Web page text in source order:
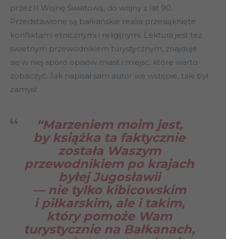
przez II Wojnę Światową, do wojny z lat 90.
Przedstawione są bałkańskie realia przesiąknięte
konfliktami etnicznymi i religijnymi. Lektura jest też
świetnym przewodnikiem turystycznym, znajduje
się w niej sporo opisów miast i miejsc, które warto
zobaczyć. Jak napisał sam autor we wstępie, taki był
zamysł:
“Marzeniem moim jest,
by książka ta faktycznie
została Waszym
przewodnikiem po krajach
byłej Jugosławii
— nie tylko kibicowskim
i piłkarskim, ale i takim,
który pomoże Wam
turystycznie na Bałkanach,